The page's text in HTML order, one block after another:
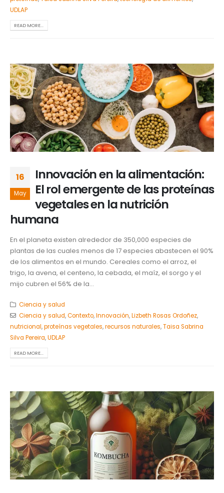
UDLAP
READ MORE...
16
May
Innovación en la alimentación:
El rol emergente de las proteínas
vegetales en la nutrición
humana
En el planeta existen alrededor de 350,000 especies de
plantas de las cuales menos de 17 especies abastecen el 90%
de los alimentos en el mundo. Cereales como el arroz, el
trigo, la avena, el centeno, la cebada, el maíz, el sorgo y el
mijo cubren el 56% de la...
Ciencia y salud
Ciencia y salud,Contexto,Innovación,Lizbeth Rosas Ordoñez,
nutricional,proteínas vegetales,recursos naturales,Taisa Sabrina
Silva Pereira,UDLAP
READ MORE...